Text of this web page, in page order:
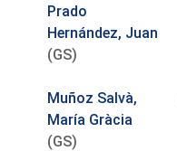
Prado
Hernández, Juan
(GS)
Muñoz Salvà,
María Gràcia
(GS)